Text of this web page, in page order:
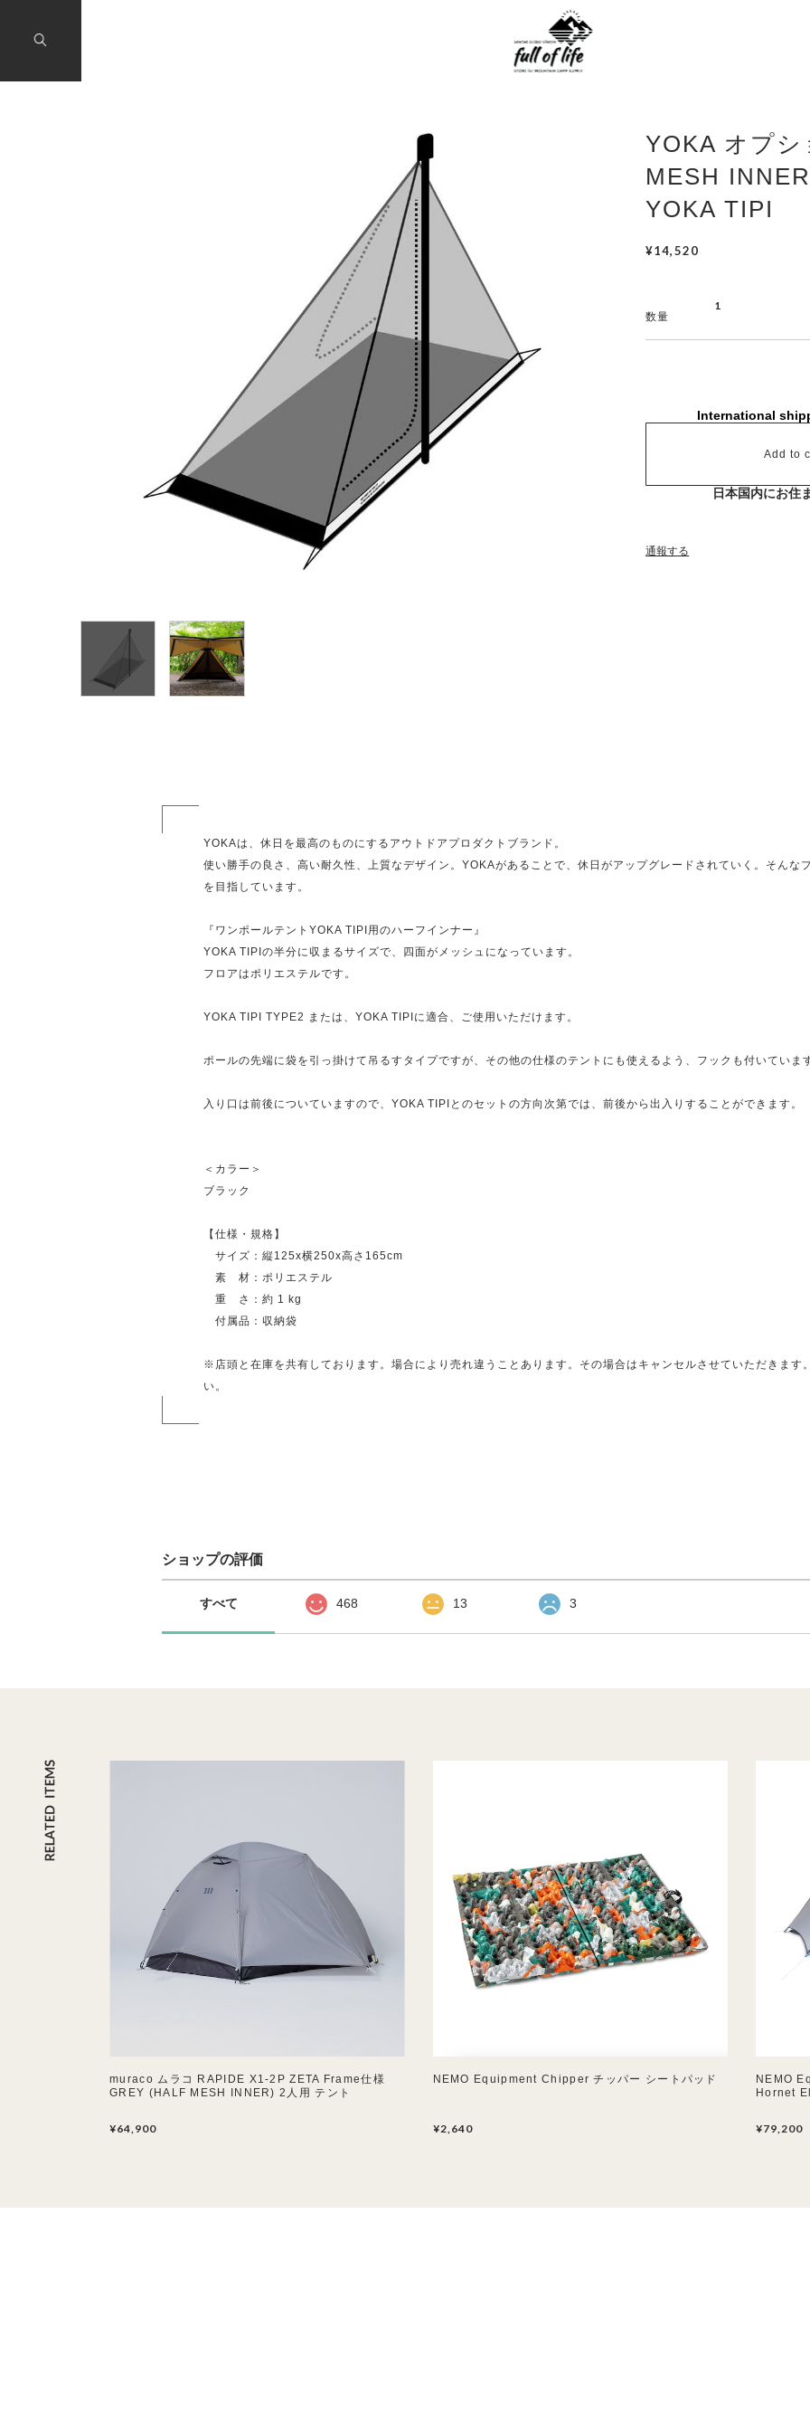
YOKA オプシ
MESH
YOKA TIPI
¥14,520
数量
International
Add to
日本国内にお住
通報する
YOKAは、休日を最高のものにするアウトドアプロダクトブランド。
使い勝手の良さ、高い耐久性、上質なデザイン。YOKAがあることで、休日がアップグレードされていく。そんな
を目指しています。
『ワンポールテントYOKA TIPI用のハーフインナー』
YOKA TIPIの半分に収まるサイズで、四面がメッシュになっています。
フロアはポリエステルです。
YOKA TIPI TYPE2 または、YOKA TIPIに適合、ご使用いただけます。
ポールの先端に袋を引っ掛けて吊るすタイプですが、その他の仕様のテントにも使えるよう、フックも付いています
入り口は前後についていますので、YOKA TIPIとのセットの方向次第では、前後から出入りすることができます。
＜カラー＞
ブラック
【仕様・規格】
サイズ：縦125x横250x高さ165cm
素 材：ポリエステル
重 さ：約 1 kg
付属品：収納袋
※店頭と在庫を共有しております。場合により売れ違うことあります。その場合はキャンセルさせていただきます
い。
ショップの評価
すべて 468 13 3
muraco ムラコ RAPIDE X1-2P ZETA Frame仕様
GREY (HALF MESH INNER) 2人用 テント
¥64,900
NEMO Equipment Chipper チッパー シートパッド
¥2,640
NEMO
Hornet
¥79,200